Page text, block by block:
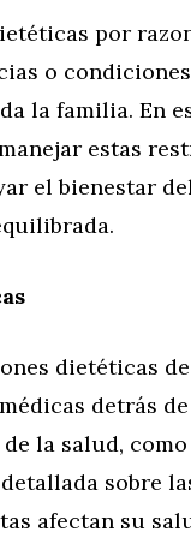
por
o
la familia. En
estas
el bienestar
dietéticas
detrás
la salud,
sobre
afectan su